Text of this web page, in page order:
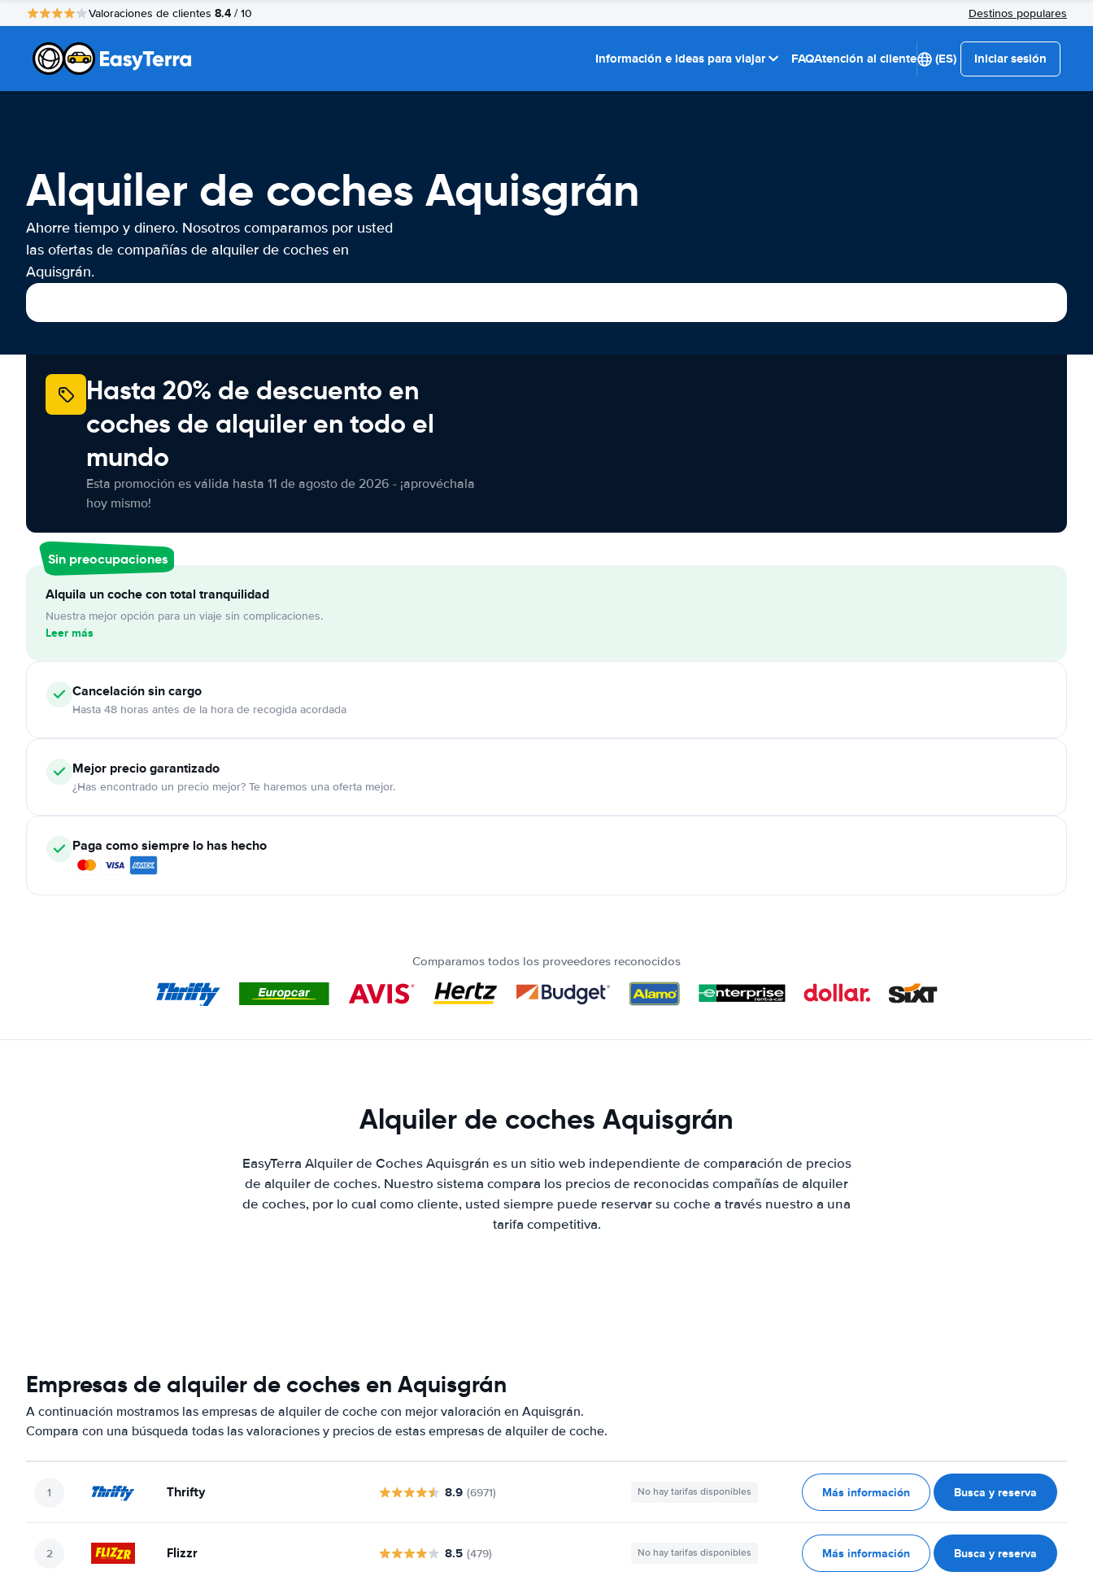
Valoraciones de clientes 8.4 / 10 Destinos populares
Información e ideas para viajar FAQAtención al cliente (ES) Iniciar sesión
Alquiler de coches Aquisgrán
Ahorre tiempo y dinero. Nosotros comparamos por usted
las ofertas de compañías de alquiler de coches en
Aquisgrán.
Hasta 20% de descuento en
coches de alquiler en todo el
mundo
Esta promoción es válida hasta 11 de agosto de 2026 - ¡aprovéchala
hoy mismo!
Sin preocupaciones
Alquila un coche con total tranquilidad
Nuestra mejor opción para un viaje sin complicaciones.
Leer más
Cancelaciónsin cargo
Hasta 48 horas antes de la hora de recogida acordada
Mejor precio garantizado
¿Has encontrado un precio mejor? Te haremos una oferta mejor.
Paga como siempre lo has hecho
Comparamos todos los proveedores reconocidos
Alquiler de coches Aquisgrán
EasyTerra Alquiler de Coches Aquisgrán es un sitio web independiente de comparación de precios
de alquiler de coches. Nuestro sistema compara los precios de reconocidas compañías de alquiler
de coches, por lo cual como cliente, usted siempre puede reservar su coche a través nuestro a una
tarifa competitiva.
Empresas de alquiler de coches en Aquisgrán
A continuación mostramos las empresas de alquiler de coche con mejor valoración en Aquisgrán.
Compara con una búsqueda todas las valoraciones y precios de estas empresas de alquiler de coche.
Thrifty 8.9 (6971) No hay tarifas disponibles Más información Busca y reserva
Flizzr 8.5 (479) No hay tarifas disponibles Más información Busca y reserva